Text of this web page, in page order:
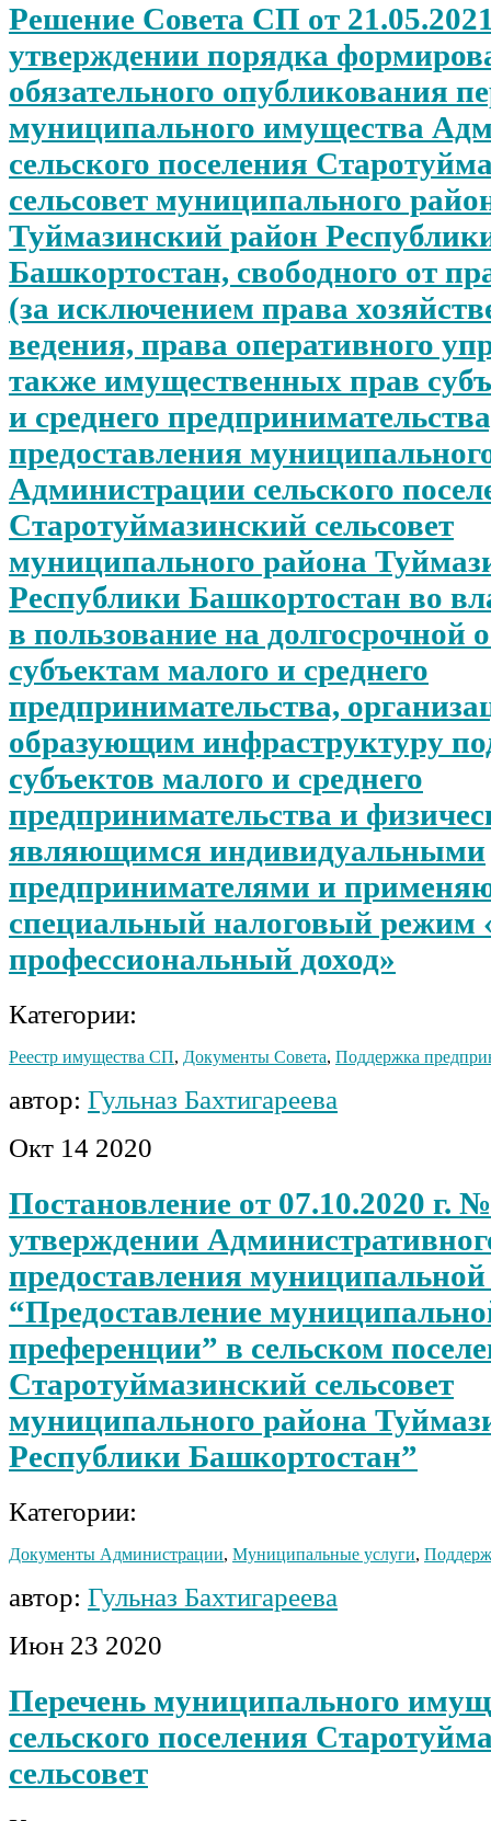
Решение Совета СП от
утверждении порядка
обязательного опубликования
муниципального имущества
сельского поселения
сельсовет муниципального
Туймазинский район
Башкортостан, свободного от
(за исключением права
ведения, права оперативного
также имущественных прав
и среднего
предоставления
Администрации сельского
Старотуймазинский сельсовет
муниципального района
Республики Башкортостан во
в пользование на долгосрочной
субъектам малого и среднего
предпринимательства,
образующим инфраструктуру
субъектов малого и среднего
предпринимательства и
являющимся индивидуальными
предпринимателями и
специальный налоговый режим
профессиональный доход»
Категории:
Реестр имущества СП, Документы Совета, Поддержка
автор: Гульназ Бахтигареева
Окт 14 2020
Постановление от 07.10.2020 г.
утверждении
предоставления муниципальной
“Предоставление
преференции” в сельском
Старотуймазинский сельсовет
муниципального района
Республики Башкортостан”
Категории:
Документы Администрации, Муниципальные услуги,
автор: Гульназ Бахтигареева
Июн 23 2020
Перечень муниципального
сельского поселения
сельсовет